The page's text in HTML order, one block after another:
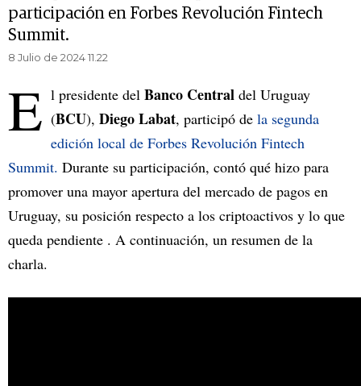
participación en Forbes Revolución Fintech
Summit.
8 Julio de 2024 11.22
E l presidente del Banco Central del Uruguay
(BCU), Diego Labat, participó de la segunda
edición local de Forbes Revolución Fintech
Summit. Durante su participación, contó qué hizo para
promover una mayor apertura del mercado de pagos en
Uruguay, su posición respecto a los criptoactivos y lo que
queda pendiente . A continuación, un resumen de la
charla.